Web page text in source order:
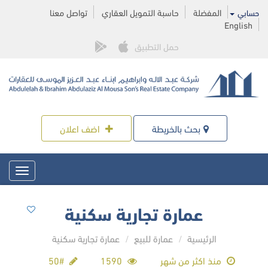
حسابي المفضلة حاسبة التمويل العقاري
تواصل معنا
English
حمل التطبيق
بحث بالخريطة اضف اعلان
عمارة تجارية سكنية
الرئيسية عمارة للبيع
عمارة تجارية سكنية
منذ اكثر من شهر
#50